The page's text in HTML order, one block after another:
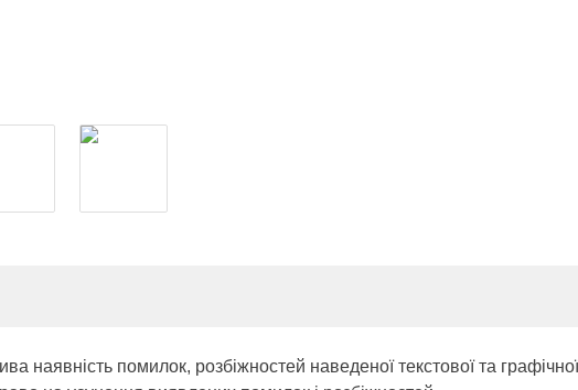
наявність помилок, розбіжностей наведеної текстової та